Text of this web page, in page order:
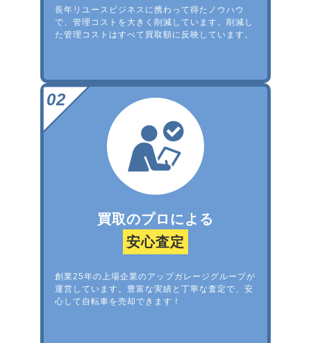
長年リユースビジネスに携わって得たノウハウ
で、管理コストを大きく削減しています。削減し
た管理コストはすべて買取額に反映しています。
買取のプロによる
安心査定
創業25年の上場企業のアップガレージグループが
運営しています。豊富な実績と丁寧な査定で、安
心して自転車を売却できます！